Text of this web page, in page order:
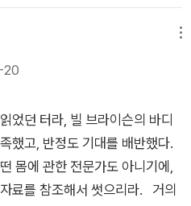
사람도 하품을 한다. 하품은
것이지만, 하품이 정확히 무슨
에 지나치게 많이 쌓인 이산화탄
관련이 있다는 주장이 나와 있
다는 것인지를 설명한 사람은
리로 집어넣어서 졸음을 조금이
있다. 그러나 나는 하품을하고
하고, 다양한 수술 기법들을 고
공헌에 걸맞은 영광을 얻은 이
극적인 말년을 맞은 이들도 많았
인 동시에 전자 장치인 인간의
남은 미지의 세계이다. 그래서
경이 그 자체라고 말이다.
누릴 수가 없다. 척수 손상은 안
국에서는 척수가 손상되어 마비
국에서 척수 손상의 절반 이상
, 짐작할 수 있겠지만 남성이 여
수 있는 나이는 되었으나 아직
쉬운 나이이기 때문이다._ 신경
명백한 이유가 있어요. 뭔가가
려주는 거죠. 당시 사람들은 만성
었던 터라, 빌 브라이슨의 바디
했고, 반정도 기대를 배반했다.
몸에 관한 전문가도 아니기에,
료를 참조해서 썻으리라. 거의